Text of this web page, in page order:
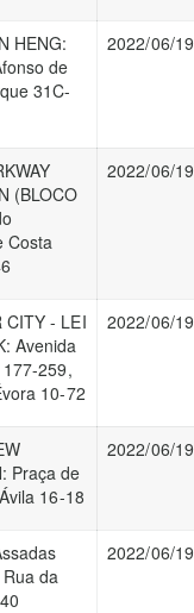
HENG:
de
31C-
2022/06/19
(BLOCO
Costa
2022/06/19
CITY - LEI
Avenida
259,
10-72
2022/06/19
Praça de
16-18
2022/06/19
da
2022/06/19